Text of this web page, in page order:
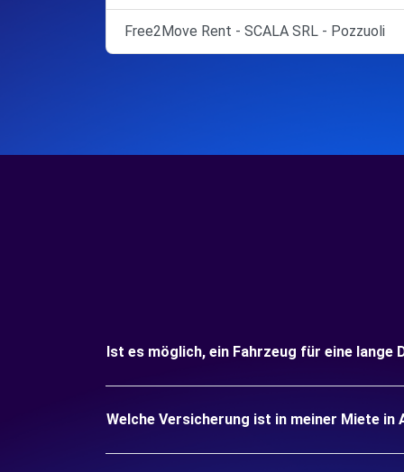
Free2Move Rent - SCALA SRL - Pozzuoli
Ist es möglich, ein Fahrzeug für eine lange
Welche Versicherung ist in meiner Miete in